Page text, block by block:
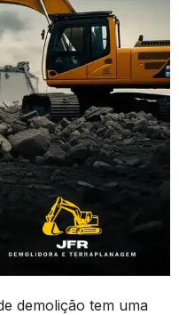
demolição tem uma